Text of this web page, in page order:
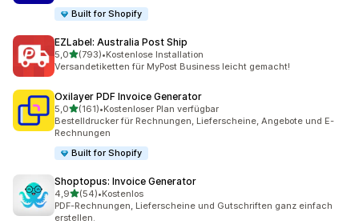
Built for Shopify
EZLabel: Australia Post Ship
5,0von 5 Sternen
(793)
793 Rezensionen insgesamt
•Kostenlose Installation
Versandetiketten für MyPost Business leicht gemacht!
Oxilayer PDF Invoice Generator
5,0von 5 Sternen
(161)
161 Rezensionen insgesamt
•Kostenloser Plan verfügbar
Bestelldrucker für Rechnungen, Lieferscheine, Angebote und E-
Rechnungen
Built for Shopify
Shoptopus: Invoice Generator
4,9von 5 Sternen
(54)
54 Rezensionen insgesamt
•Kostenlos
PDF-Rechnungen, Lieferscheine und Gutschriften ganz einfach
erstellen.